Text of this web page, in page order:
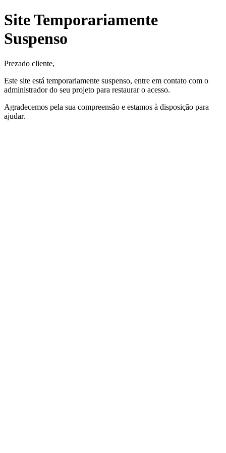
Site Temporariamente
Suspenso
Prezado cliente,
Este site está temporariamente suspenso, entre em contato com o
administrador do seu projeto para restaurar o acesso.
Agradecemos pela sua compreensão e estamos à disposição para
ajudar.